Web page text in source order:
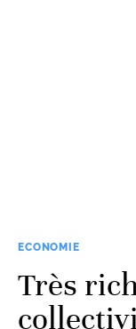
ECONOMIE
Très